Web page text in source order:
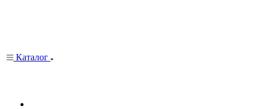
Каталог